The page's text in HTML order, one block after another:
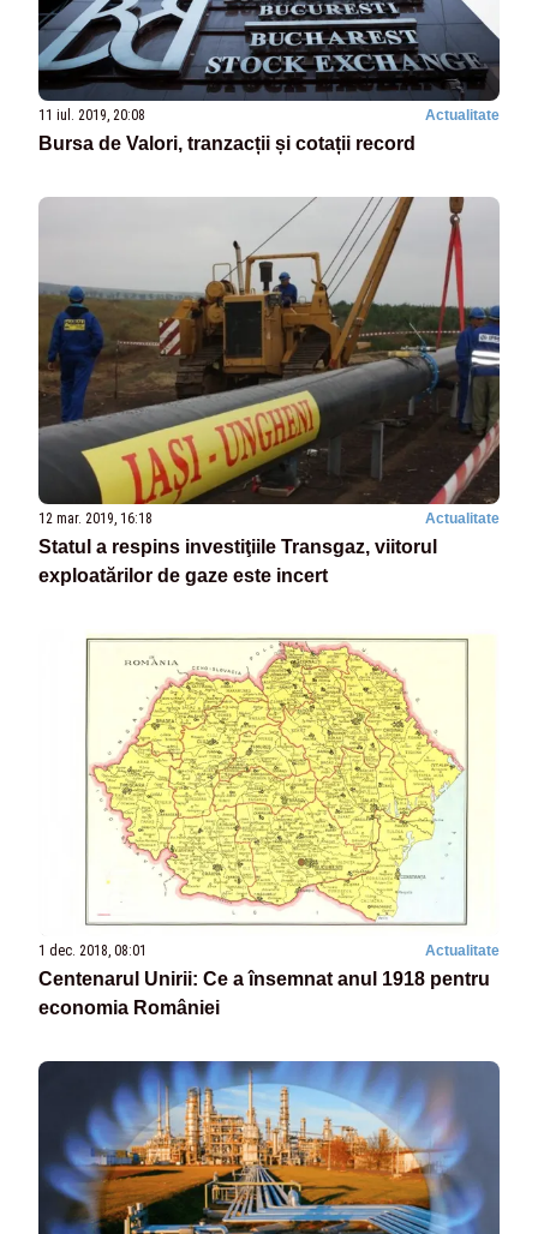
11 iul. 2019, 20:08 Actualitate
Bursa de Valori, tranzacții și cotații record
12 mar. 2019, 16:18 Actualitate
Statul a respins investiţiile Transgaz, viitorul
exploatărilor de gaze este incert
1 dec. 2018, 08:01 Actualitate
Centenarul Unirii: Ce a însemnat anul 1918 pentru
economia României